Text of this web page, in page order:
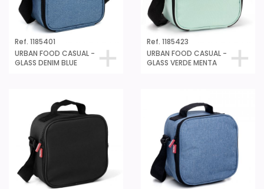
Ref. 1185401
URBAN FOOD CASUAL -
GLASS DENIM BLUE
Ref. 1185423
URBAN FOOD CASUAL -
GLASS VERDE MENTA